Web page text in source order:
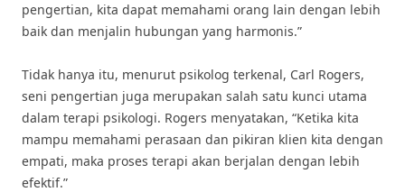
pengertian, kita dapat memahami orang lain dengan lebih
baik dan menjalin hubungan yang harmonis.”
Tidak hanya itu, menurut psikolog terkenal, Carl Rogers,
seni pengertian juga merupakan salah satu kunci utama
dalam terapi psikologi. Rogers menyatakan, “Ketika kita
mampu memahami perasaan dan pikiran klien kita dengan
empati, maka proses terapi akan berjalan dengan lebih
efektif.”